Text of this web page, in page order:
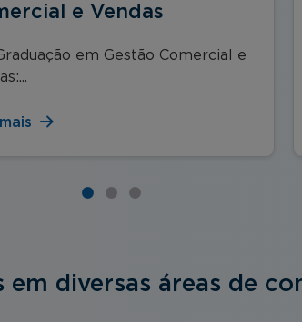
e Vendas
em Gestão Comercial e
em diversas áreas de